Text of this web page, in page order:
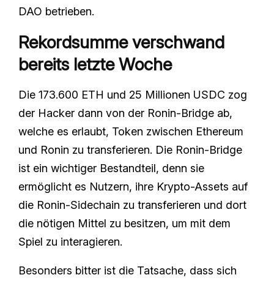
DAO betrieben.
Rekordsumme verschwand
bereits letzte Woche
Die 173.600 ETH und 25 Millionen USDC zog
der Hacker dann von der Ronin-Bridge ab,
welche es erlaubt, Token zwischen Ethereum
und Ronin zu transferieren. Die Ronin-Bridge
ist ein wichtiger Bestandteil, denn sie
ermöglicht es Nutzern, ihre Krypto-Assets auf
die Ronin-Sidechain zu transferieren und dort
die nötigen Mittel zu besitzen, um mit dem
Spiel zu interagieren.
Besonders bitter ist die Tatsache, dass sich